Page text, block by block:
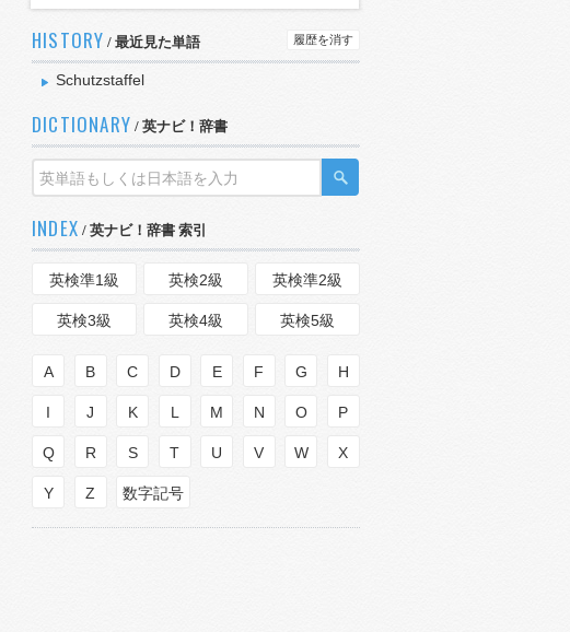
HISTORY / 最近見た単語 履歴を消す
Schutzstaffel
DICTIONARY / 英ナビ！辞書
INDEX / 英ナビ！辞書 索引
英検準1級 英検2級 英検準2級
英検3級 英検4級 英検5級
A B C D E F G H
I J K L M N O P
Q R S T U V W X
Y Z 数字記号